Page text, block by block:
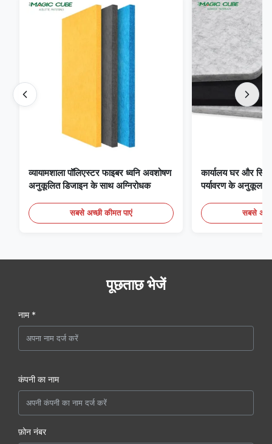
व्यायामशाला पॉलिएस्टर फाइबर ध्वनि अवशोषण
अनुकूलित डिजाइन के साथ अग्निरोधक
सबसे अच्छी कीमत पाएं
कार्यालय घर और
पर्यावरण के अनुकूल
सबसे
पूछताछ भेजें
नाम *
कंपनी का नाम
फ़ोन नंबर